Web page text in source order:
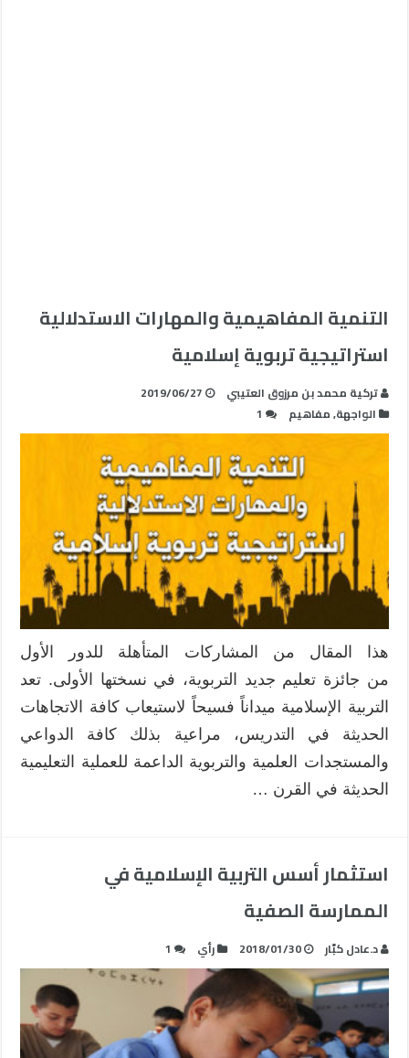
التنمية المفاهيمية والمهارات الاستدلالية
استراتيجية تربوية إسلامية
تركية محمد بن مرزوق العتيبي
2019/06/27
الواجهة,مفاهيم 1
هذا المقال من المشاركات المتأهلة للدور الأول
من جائزة تعليم جديد التربوية، في نسختها الأولى. تعد
التربية الإسلامية ميداناً فسيحاً لاستيعاب كافة الاتجاهات
الحديثة في التدريس، مراعية بذلك كافة الدواعي
والمستجدات العلمية والتربوية الداعمة للعملية التعليمية
الحديثة في القرن …
استثمار أسس التربية الإسلامية في
الممارسة الصفية
د.عادل كبّار 2018/01/30 رأي 1